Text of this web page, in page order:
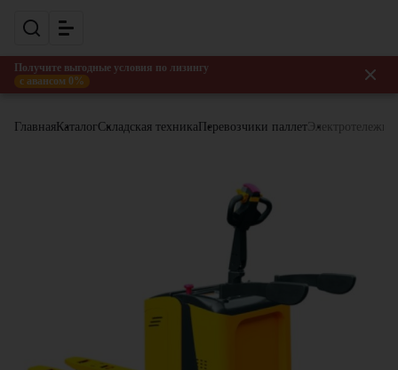
Получите выгодные условия по лизингу
с авансом 0%
Главная КаталогСкладская техника Перевозчики паллет